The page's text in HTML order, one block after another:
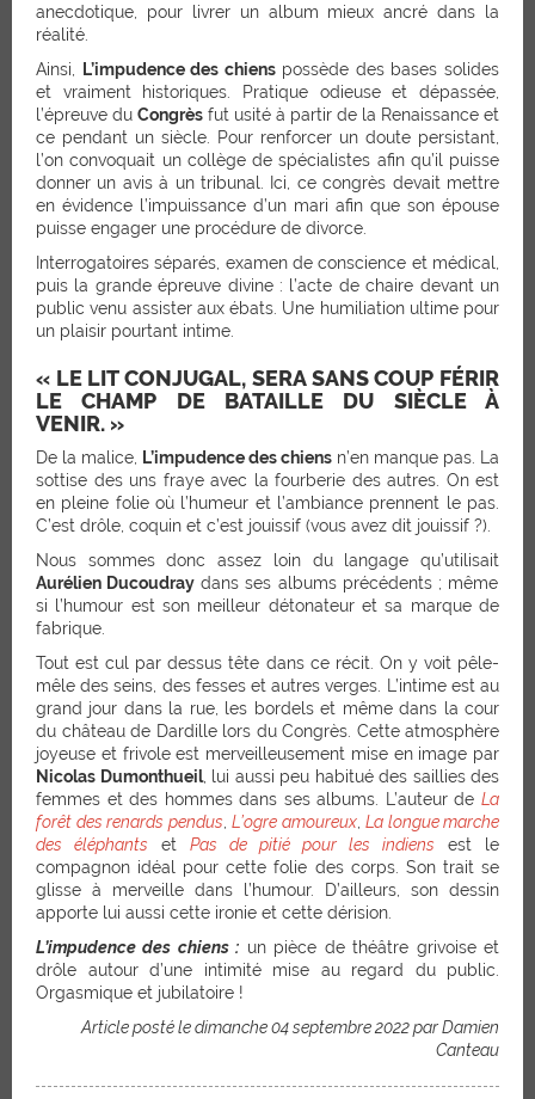
anecdotique, pour livrer un album mieux ancré dans la
réalité.
Ainsi,
L’impudence des chienspossède des bases solides
et vraiment historiques. Pratique odieuse et dépassée,
l’épreuve du Congrès fut usité à partir de la Renaissance et
ce pendant un siècle. Pour renforcer un doute persistant,
l’on convoquait un collège de spécialistes afin qu’il puisse
donner un avis à un tribunal. Ici, ce congrès devait mettre
en évidence l’impuissance d’un mari afin que son épouse
puisse engager une procédure de divorce.
Interrogatoires séparés, examen de conscience et médical,
puis la grande épreuve divine : l’acte de chaire devant un
public venu assister aux ébats. Une humiliation ultime pour
un plaisir pourtant intime.
« LE LIT CONJUGAL, SERA SANS COUP FÉRIR
LE CHAMP DE BATAILLE DU SIÈCLE À
VENIR. »
De la malice, L’impudence des chiens n’en manque pas. La
sottise des uns fraye avec la fourberie des autres. On est
en pleine folie où l’humeur et l’ambiance prennent le pas.
C’est drôle, coquin et c’est jouissif (vous avez dit jouissif ?).
Nous sommes donc assez loin du langage qu’utilisait
Aurélien Ducoudray dans ses albums précédents ; même
si l’humour est son meilleur détonateur et sa marque de
fabrique.
Tout est cul par dessus tête dans ce récit. On y voit pêle-
mêle des seins, des fesses et autres verges. L’intime est au
grand jour dans la rue, les bordels et même dans la cour
du château de Dardille lors du Congrès. Cette atmosphère
joyeuse et frivole est merveilleusement mise en image par
Nicolas Dumonthueil, lui aussi peu habitué des saillies des
femmes et des hommes dans ses albums. L’auteur de La
forêt des renards pendus L’ogre amoureux, La longue marche
des éléphants et Pas de pitié pour les indiens est le
compagnon idéal pour cette folie des corps. Son trait se
glisse à merveille dans l’humour. D’ailleurs, son dessin
apporte lui aussi cette ironie et cette dérision.
L’impudence des chiens : un pièce de théâtre grivoise et
drôle autour d’une intimité mise au regard du public.
Orgasmique et jubilatoire !
Article posté le dimanche 04 septembre 2022 par Damien
Canteau